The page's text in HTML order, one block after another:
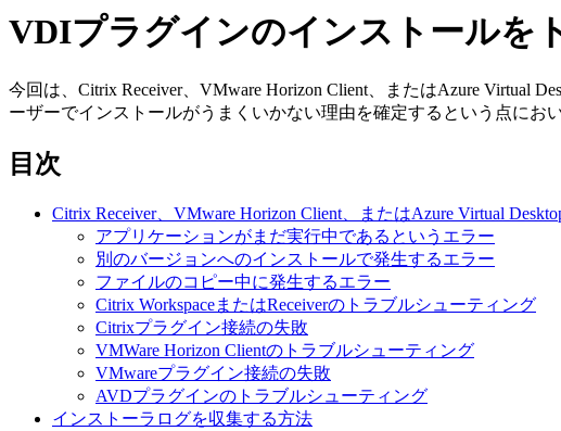
VDIプラグインのインストールを
今回は、Citrix Receiver、VMware Horizon Client、またはAzure Virtual
ーザーでインストールがうまくいかない理由を確定するという点にお
目次
Citrix Receiver、VMware Horizon Client、またはAzure Virtual
アプリケーションがまだ実行中であるというエラー
別のバージョンへのインストールで発生するエラー
ファイルのコピー中に発生するエラー
Citrix WorkspaceまたはReceiverのトラブルシューティング
Citrixプラグイン接続の失敗
VMWare Horizon Clientのトラブルシューティング
VMwareプラグイン接続の失敗
AVDプラグインのトラブルシューティング
インストーラログを収集する方法